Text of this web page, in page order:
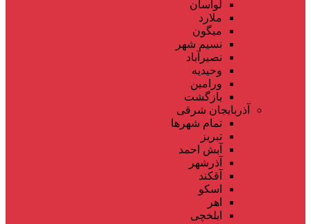
لواسان
ملارد
میگون
نسیم شهر
نصیرآباد
وحیدیه
ورامین
بازگشت
آذربایجان شرقی
تمام شهر‌ها
تبریز
آبش احمد
آذرشهر
آقکند
اسکو
اهر
ایلخچی